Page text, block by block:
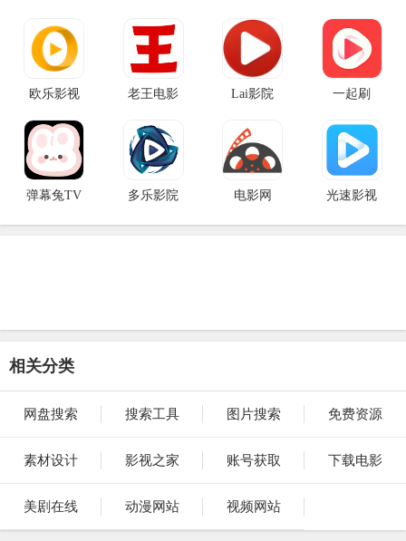
欧乐影视 老王电影 Lai影院 一起刷
弹幕兔TV 多乐影院 电影网 光速影视
相关分类
网盘搜索 搜索工具 图片搜索 免费资源
素材设计 影视之家 账号获取 下载电影
美剧在线 动漫网站 视频网站